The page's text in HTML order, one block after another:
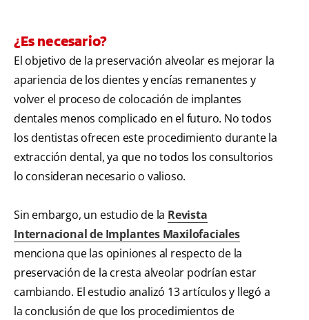
¿Es necesario?
El objetivo de la preservación alveolar es mejorar la
apariencia de los dientes y encías remanentes y
volver el proceso de colocación de implantes
dentales menos complicado en el futuro. No todos
los dentistas ofrecen este procedimiento durante la
extracción dental, ya que no todos los consultorios
lo consideran necesario o valioso.
Sin embargo, un estudio de la Revista
Internacional de Implantes Maxilofaciales
menciona que las opiniones al respecto de la
preservación de la cresta alveolar podrían estar
cambiando. El estudio analizó 13 artículos y llegó a
la conclusión de que los procedimientos de